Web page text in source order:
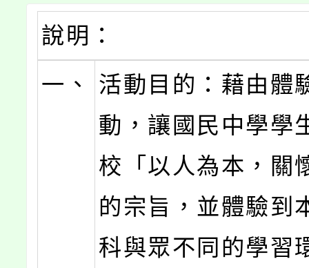
說明：
一、
活動目的：藉由體
動，讓國民中學學
校「以人為本，關
的宗旨，並體驗到
科與眾不同的學習